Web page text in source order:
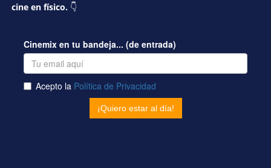
cine en físico. 👇